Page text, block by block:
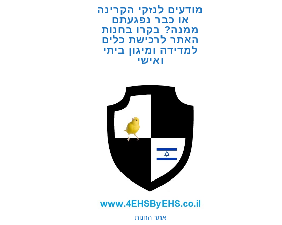
מודעים לנזקי הקרינה
או כבר נפגעתם
ממנה? בקרו בחנות
האתר לרכישת כלים
למדידה ומיגון ביתי
ואישי
אתר החנות